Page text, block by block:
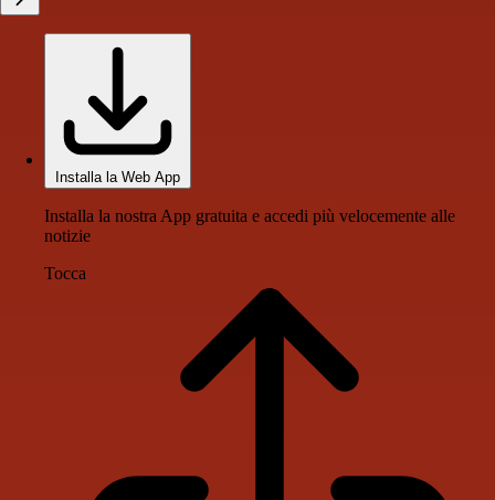
Installa la Web App
Installa la nostra App gratuita e accedi più velocemente alle
notizie
Tocca